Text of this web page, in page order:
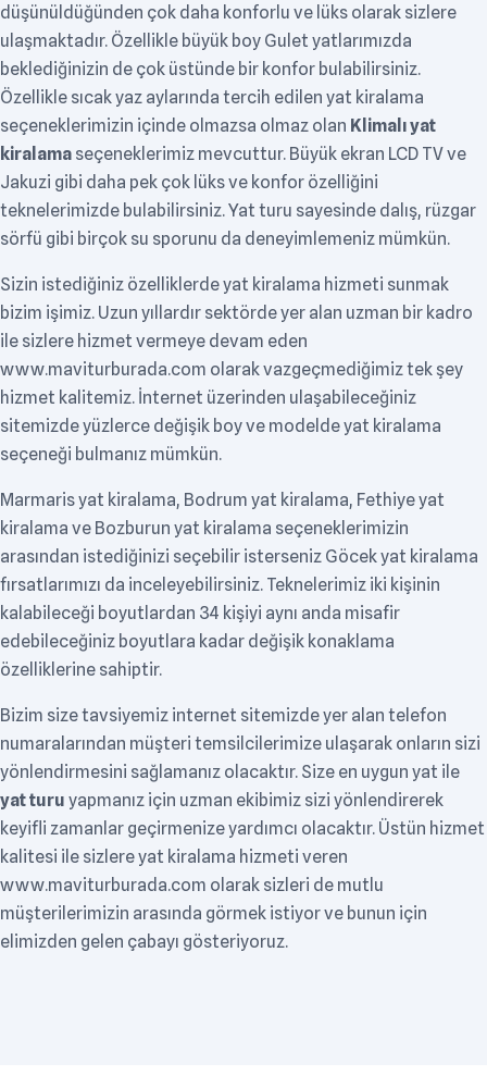
düşünüldüğünden çok daha konforlu ve lüks olarak sizlere
ulaşmaktadır. Özellikle büyük boy Gulet yatlarımızda
beklediğinizin de çok üstünde bir konfor bulabilirsiniz.
Özellikle sıcak yaz aylarında tercih edilen yat kiralama
seçeneklerimizin içinde olmazsa olmaz olan Klimalı yat
kiralama seçeneklerimiz mevcuttur. Büyük ekran LCD TV ve
Jakuzi gibi daha pek çok lüks ve konfor özelliğini
teknelerimizde bulabilirsiniz. Yat turu sayesinde dalış, rüzgar
sörfü gibi birçok su sporunu da deneyimlemeniz mümkün.
Sizin istediğiniz özelliklerde yat kiralama hizmeti sunmak
bizim işimiz. Uzun yıllardır sektörde yer alan uzman bir kadro
ile sizlere hizmet vermeye devam eden
www.maviturburada.com olarak vazgeçmediğimiz tek şey
hizmet kalitemiz. İnternet üzerinden ulaşabileceğiniz
sitemizde yüzlerce değişik boy ve modelde yat kiralama
seçeneği bulmanız mümkün.
Marmaris yat kiralama, Bodrum yat kiralama, Fethiye yat
kiralama ve Bozburun yat kiralama seçeneklerimizin
arasından istediğinizi seçebilir isterseniz Göcek yat kiralama
fırsatlarımızı da inceleyebilirsiniz. Teknelerimiz iki kişinin
kalabileceği boyutlardan 34 kişiyi aynı anda misafir
edebileceğiniz boyutlara kadar değişik konaklama
özelliklerine sahiptir.
Bizim size tavsiyemiz internet sitemizde yer alan telefon
numaralarından müşteri temsilcilerimize ulaşarak onların sizi
yönlendirmesini sağlamanız olacaktır. Size en uygun yat ile
yat turu yapmanız için uzman ekibimiz sizi yönlendirerek
keyifli zamanlar geçirmenize yardımcı olacaktır. Üstün hizmet
kalitesi ile sizlere yat kiralama hizmeti veren
www.maviturburada.com olarak sizleri de mutlu
müşterilerimizin arasında görmek istiyor ve bunun için
elimizden gelen çabayı gösteriyoruz.